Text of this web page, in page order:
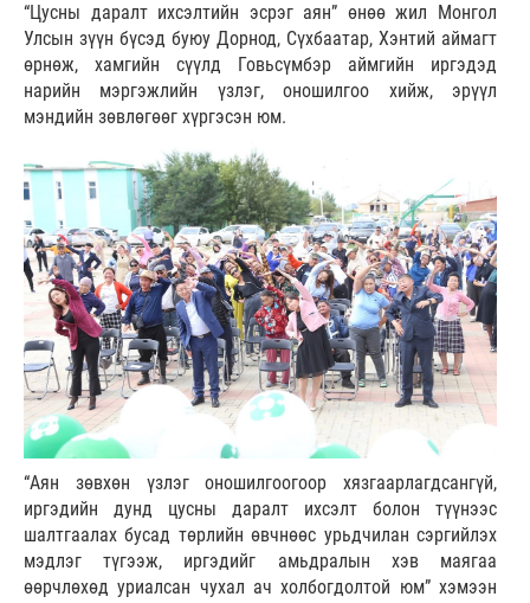
“Цусны даралт ихсэлтийн эсрэг аян” өнөө жил Монгол
Улсын зүүн бүсэд буюу Дорнод, Сүхбаатар, Хэнтий аймагт
өрнөж, хамгийн сүүлд Говьсүмбэр аймгийн иргэдэд
нарийн мэргэжлийн үзлэг, оношилгоо хийж, эрүүл
мэндийн зөвлөгөөг хүргэсэн юм.
“Аян зөвхөн үзлэг оношилгоогоор хязгаарлагдсангүй,
иргэдийн дунд цусны даралт ихсэлт болон түүнээс
шалтгаалах бусад төрлийн өвчнөөс урьдчилан сэргийлэх
мэдлэг түгээж, иргэдийг амьдралын хэв маягаа
өөрчлөхөд уриалсан чухал ач холбогдолтой юм” хэмээн